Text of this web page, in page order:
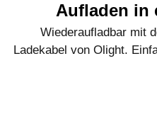
Aufladen in
Wiederaufladbar mit
Ladekabel von Olight.